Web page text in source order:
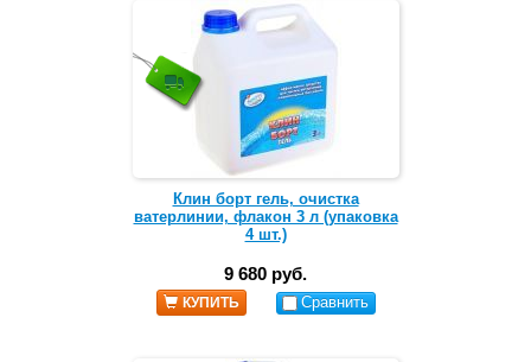
Клин борт гель, очистка
ватерлинии, флакон 3 л (упаковка
4 шт.)
9 680 руб.
КУПИТЬ Сравнить